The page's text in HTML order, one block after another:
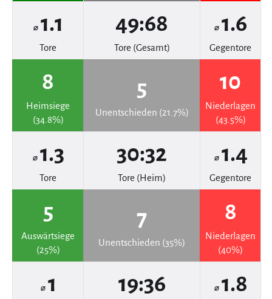
⌀ 1.1
Tore
49:68
Tore (Gesamt)
⌀ 1.6
Gegentore
8
Heimsiege
(34.8%)
5
Unentschieden (21.7%)
10
Niederlagen
(43.5%)
⌀ 1.3
Tore
30:32
Tore (Heim)
⌀ 1.4
Gegentore
5
Auswärtsiege
(25%)
7
Unentschieden (35%)
8
Niederlagen
(40%)
⌀ 1 19:36 ⌀ 1.8